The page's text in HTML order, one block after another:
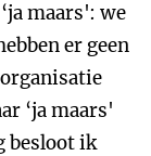
maars': we
er geen
‘ja maars'
besloot ik